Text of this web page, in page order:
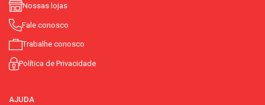
Nossas lojas
Fale conosco
Trabalhe conosco
Política de Privacidade
AJUDA